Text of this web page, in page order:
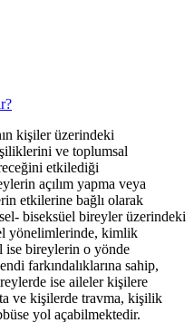
kişiler üzerindeki
ve toplumsal
etkilediği
açılım yapma veya
etkilerine bağlı olarak
biseksüel bireyler üzerindeki
yönelimlerinde, kimlik
ise bireylerin o yönde
farkındalıklarına sahip,
ise aileler kişilere
ve kişilerde travma, kişilik
yol açabilmektedir.